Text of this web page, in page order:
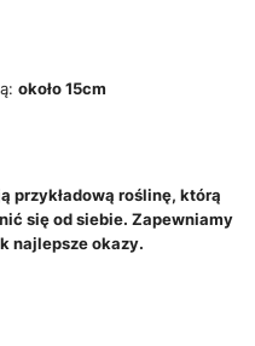
około 15cm
przykładową roślinę, którą
się od siebie. Zapewniamy
najlepsze okazy.